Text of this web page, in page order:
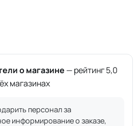
о магазине — рейтинг 5,0
магазинах
персонал за
информирование о заказе,